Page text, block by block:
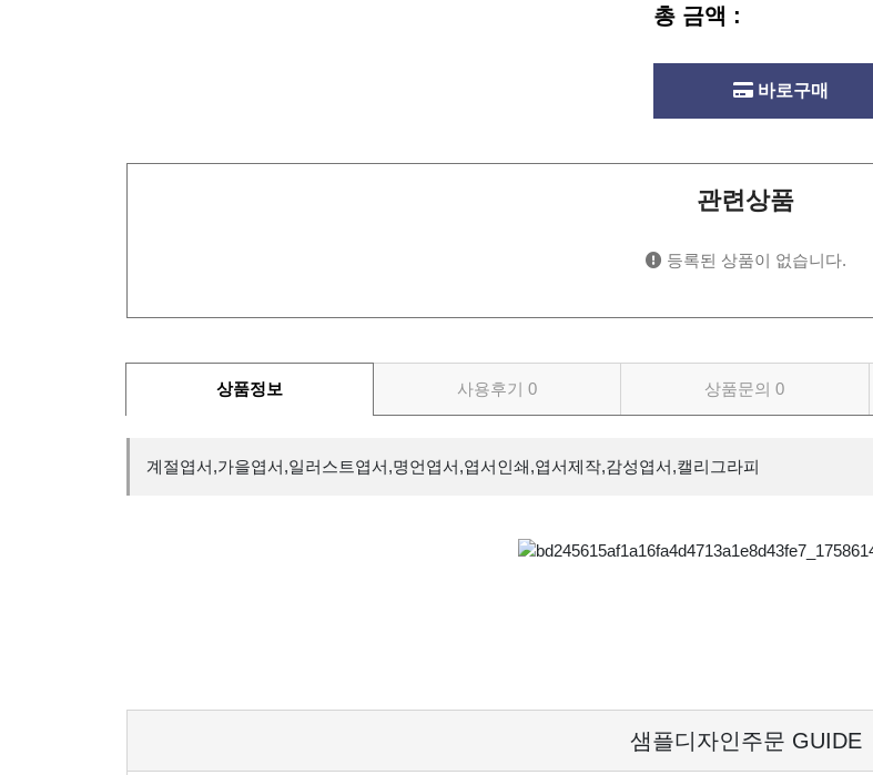
총 금액 :
바로구매
관련상품
등록된 상품이 없습니다.
상품정보 사용후기0 상품문의0
계절엽서,가을엽서,일러스트엽서,명언엽서,엽서인쇄,엽서제작,감성엽서,캘리그라피
샘플디자인주문 GUIDE